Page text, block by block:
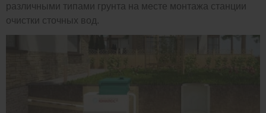
различными типами грунта на месте монтажа станции
очистки сточных вод.